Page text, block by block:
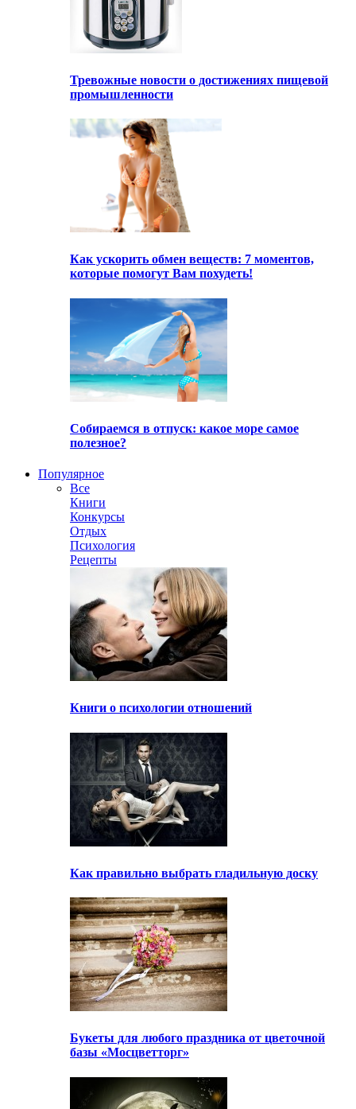
Тревожные новости о достижениях пищевой
промышленности
Как ускорить обмен веществ: 7 моментов,
которые помогут Вам похудеть!
Собираемся в отпуск: какое море самое
полезное?
Популярное
Все
Книги
Конкурсы
Отдых
Психология
Рецепты
Книги о психологии отношений
Как правильно выбрать гладильную доску
Букеты для любого праздника от цветочной
базы «Мосцветторг»